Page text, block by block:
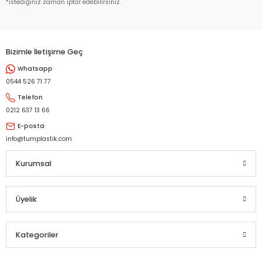
*istediğiniz zaman iptal edebilirsiniz.
Bizimle İletişime Geç
Whatsapp
0544 526 71 77
Telefon
0212 637 13 66
E-posta
info@tumplastik.com
Kurumsal
Üyelik
Kategoriler